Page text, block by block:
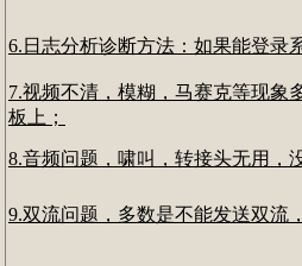
6.日志分析诊断方法：如果能登录
7.视频不清，模糊，马赛克等现象
板上；
8.音频问题，啸叫，转接头无用，
9.双流问题，多数是不能发送双流